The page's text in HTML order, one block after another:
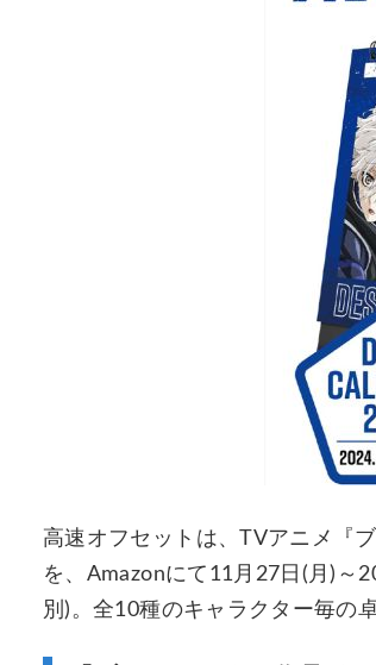
高速オフセットは、TVアニメ『
を、Amazonにて11月27日(月)～
別)。全10種のキャラクター毎の